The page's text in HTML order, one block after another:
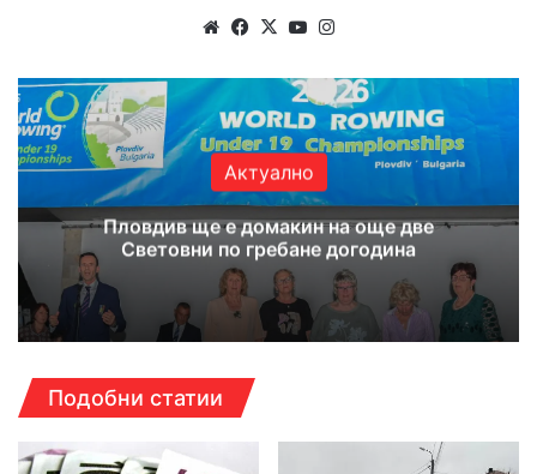
WebsiteFacebook
X YouTube
Актуално
Пловдив ще е домакин на още две
Световни по гребане догодина
Подобни статии